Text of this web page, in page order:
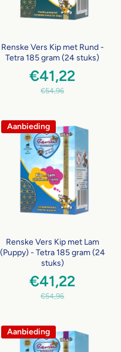
Renske Vers Kip met Rund -
Tetra 185 gram (24 stuks)
€41,22
€54,96
Aanbieding
Renske Vers Kip met Lam
(Puppy) - Tetra 185 gram (24
stuks)
€41,22
€54,96
Aanbieding